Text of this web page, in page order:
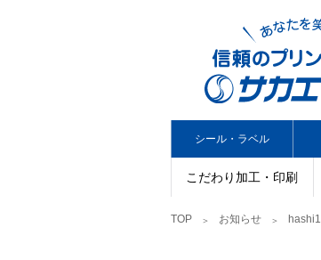
こだわり加工・印刷
シール・ラベル
TOP お知らせ hashi1